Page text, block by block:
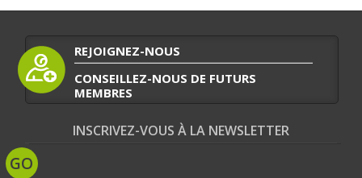
REJOIGNEZ-NOUS
CONSEILLEZ-NOUS DE FUTURS
MEMBRES
INSCRIVEZ-VOUS À LA NEWSLETTER